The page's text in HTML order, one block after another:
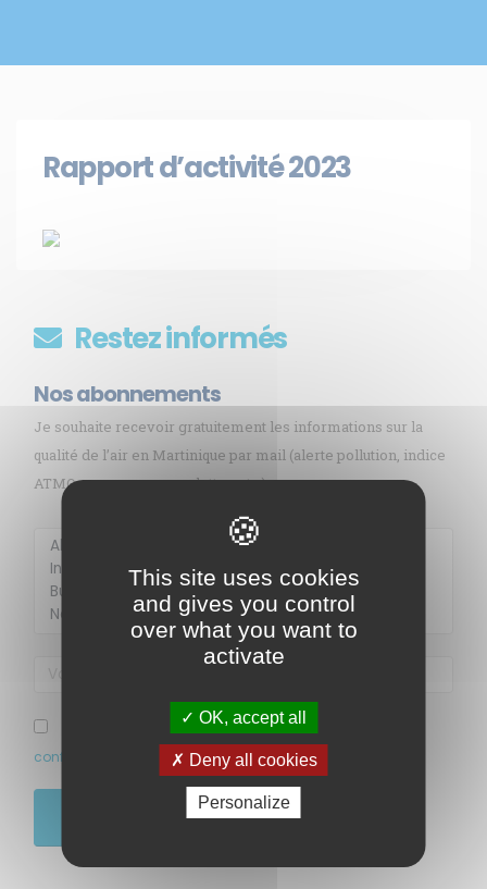
Rapport d’activité 2023
Restez informés
Nos abonnements
Je souhaite recevoir gratuitement les informations sur la
qualité de l’air en Martinique par mail (alerte pollution, indice
ATMO, sargasses, newsletter, etc.)
J’ai pris connaissance et accepte la politique de
confidentialité de ce site
Membre de
MENU
This site uses cookies
and gives you control
over what you want to
activate
OK, accept all
Deny all cookies
Personalize